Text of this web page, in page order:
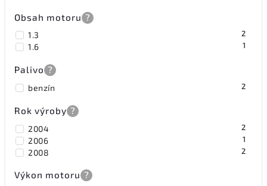
Obsah motoru ?
1.3 2
1.6 1
Palivo ?
benzín 2
Rok výroby ?
2004 2
2006 1
2008 2
Výkon motoru ?